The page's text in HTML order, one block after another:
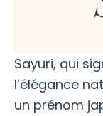
Sayuri, qui
l’élégance
un prénom